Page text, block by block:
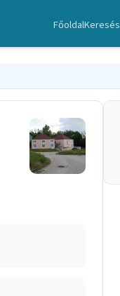
FőoldalKeresés